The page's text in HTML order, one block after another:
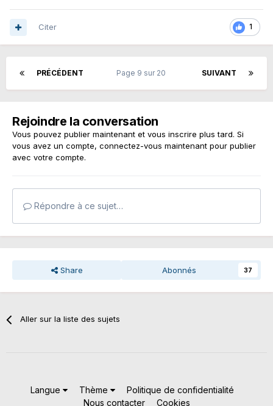
1
Citer
PRÉCÉDENT SUIVANT
Page 9 sur 20
Rejoindre la conversation
Vous pouvez publier maintenant et vous inscrire plus tard. Si
vous avez un compte, connectez-vous maintenant pour publier
avec votre compte.
Répondre à ce sujet…
Share Abonnés 37
Aller sur la liste des sujets
Langue Thème
Politique de confidentialité
Nous contacter
Cookies